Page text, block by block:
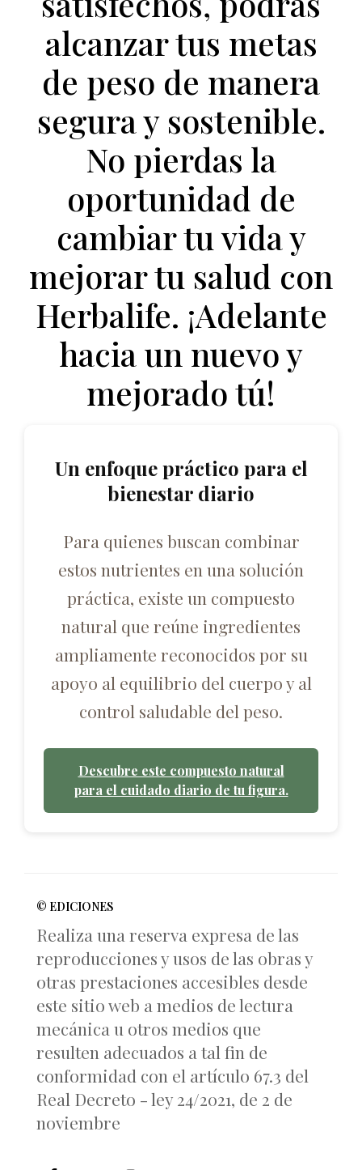
alcanzar tus metas
de peso de manera
segura y sostenible.
No pierdas la
oportunidad de
cambiar tu vida y
mejorar tu salud con
Herbalife. ¡Adelante
hacia un nuevo y
mejorado tú!
Un enfoque práctico para el
bienestar diario
Para quienes buscan combinar
estos nutrientes en una solución
práctica, existe un compuesto
natural que reúne ingredientes
ampliamente reconocidos por su
apoyo al equilibrio del cuerpo y al
control saludable del peso.
Descubre este compuesto natural
para el cuidado diario de tu figura.
© EDICIONES
Realiza una reserva expresa de las
reproducciones y usos de las obras y
otras prestaciones accesibles desde
este sitio web a medios de lectura
mecánica u otros medios que
resulten adecuados a tal fin de
conformidad con el artículo 67.3 del
Real Decreto - ley 24/2021, de 2 de
noviembre